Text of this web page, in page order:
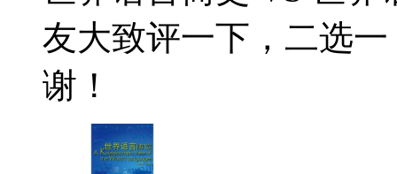
友大致评一下，二选
谢！